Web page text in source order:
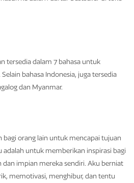
tersedia dalam 7 bahasa untuk
bahasa Indonesia, juga tersedia
dan Myanmar.
orang lain untuk mencapai tujuan
adalah untuk memberikan inspirasi bagi
impian mereka sendiri. Aku berniat
memotivasi, menghibur, dan tentu